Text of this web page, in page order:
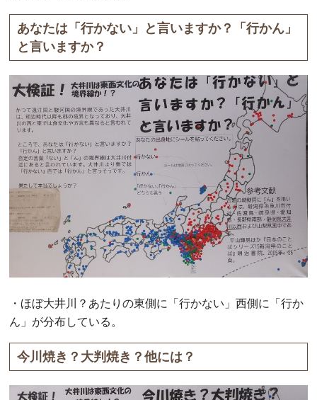
あなたは「行かない」と言いますか？「行かん」
と言いますか？
・ほぼ大井川？あたりの東側に「行かない」西側に「行か
ん」が分布している。
今川焼き？大判焼き？他には？